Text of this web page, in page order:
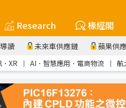
Research 椽經閣
讀 未來車供應鏈 蘋果供
XR ｜ AI．智慧應用．電商物流 ｜ 航